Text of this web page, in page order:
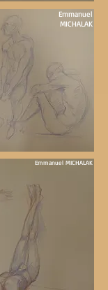
Emmanuel MICHALAK
Emmanuel
MICHALAK